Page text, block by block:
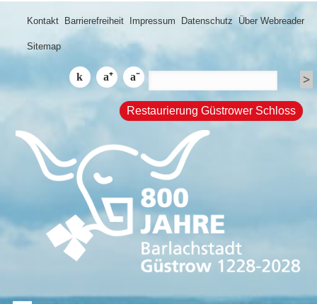
Kontakt Barrierefreiheit Impressum Datenschutz Über Webreader
Sitemap
Restaurierung Güstrower Schloss